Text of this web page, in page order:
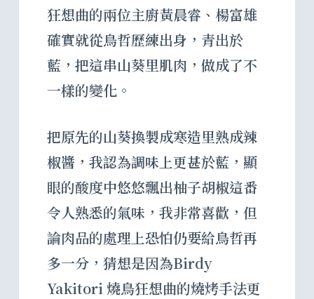
狂想曲的兩位主廚黃晨睿、楊富雄
確實就從鳥哲歷練出身，青出於
藍，把這串山葵里肌肉，做成了不
一樣的變化。
把原先的山葵換製成寒造里熟成辣
椒醬，我認為調味上更甚於藍，顯
眼的酸度中悠悠飄出柚子胡椒這番
令人熟悉的氣味，我非常喜歡，但
論肉品的處理上恐怕仍要給鳥哲再
多一分，猜想是因為Birdy
Yakitori 燒鳥狂想曲的燒烤手法更